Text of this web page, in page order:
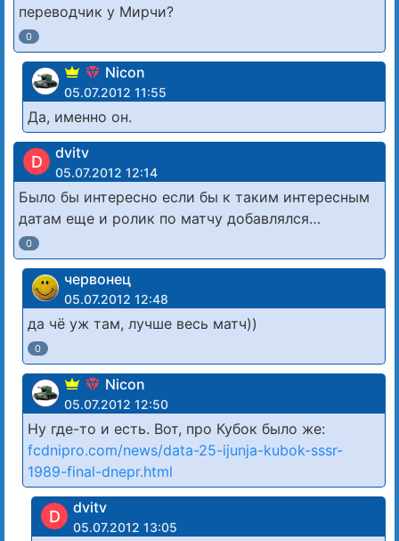
переводчик у Мирчи?
0
Nicon
05.07.2012 11:55
Да, именно он.
D dvitv
05.07.2012 12:14
Было бы интересно если бы к таким интересным
датам еще и ролик по матчу добавлялся…
0
червонец
05.07.2012 12:48
да чё уж там, лучше весь матч))
0
Nicon
05.07.2012 12:50
Ну где-то и есть. Вот, про Кубок было же:
fcdnipro.com/news/data-25-ijunja-kubok-sssr-
1989-final-dnepr.html
D dvitv
05.07.2012 13:05